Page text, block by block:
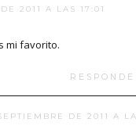
2011 A LAS 17:01
mi favorito.
DE 2011 A